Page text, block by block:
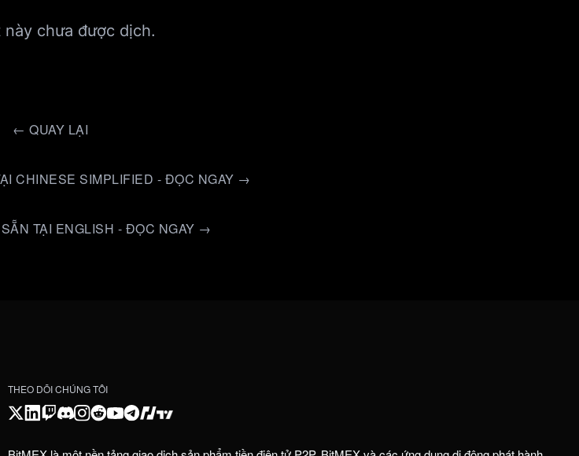
này chưa được dịch.
← QUAY LẠI
CHINESE SIMPLIFIED - ĐỌC NGAY →
TẠI ENGLISH - ĐỌC NGAY →
THEO DÕI CHÚNG TÔI